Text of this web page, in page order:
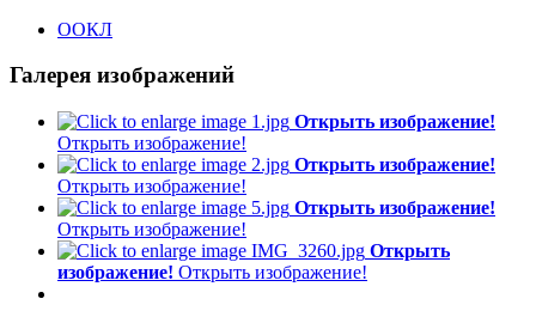
ООКЛ
Галерея изображений
Открыть изображение!
Открыть изображение!
Открыть изображение!
Открыть изображение!
Открыть изображение!
Открыть изображение!
Открыть
изображение! Открыть изображение!